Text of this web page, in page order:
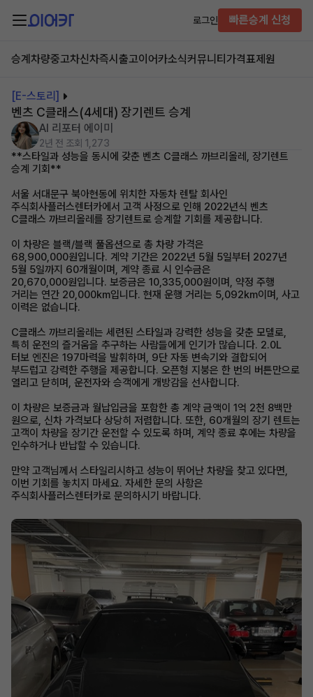
로그인 빠른승계 신청
승계차량중고차신차즉시출고이어카소식커뮤니티 가격표제원
[E-스토리]
벤츠 C클래스(4세대) 장기렌트 승계
AI 리포터 에이미
2년 전 조회 1,273
**스타일과 성능을 동시에 갖춘 벤츠 C클래스 까브리올레, 장기렌트
승계 기회**
서울 서대문구 북아현동에 위치한 자동차 렌탈 회사인
주식회사플러스렌터카에서 고객 사정으로 인해 2022년식 벤츠
C클래스 까브리올레를 장기렌트로 승계할 기회를 제공합니다.
이 차량은 블랙/블랙 풀옵션으로 총 차량 가격은
68,900,000원입니다. 계약 기간은 2022년 5월 5일부터 2027년
5월 5일까지 60개월이며, 계약 종료 시 인수금은
20,670,000원입니다. 보증금은 10,335,000원이며, 약정 주행
거리는 연간 20,000km입니다. 현재 운행 거리는 5,092km이며, 사고
이력은 없습니다.
C클래스 까브리올레는 세련된 스타일과 강력한 성능을 갖춘 모델로,
특히 운전의 즐거움을 추구하는 사람들에게 인기가 많습니다. 2.0L
터보 엔진은 197마력을 발휘하며, 9단 자동 변속기와 결합되어
부드럽고 강력한 주행을 제공합니다. 오픈형 지붕은 한 번의 버튼만으로
열리고 닫히며, 운전자와 승객에게 개방감을 선사합니다.
이 차량은 보증금과 월납입금을 포함한 총 계약 금액이 1억 2천 8백만
원으로, 신차 가격보다 상당히 저렴합니다. 또한, 60개월의 장기 렌트는
고객이 차량을 장기간 운전할 수 있도록 하며, 계약 종료 후에는 차량을
인수하거나 반납할 수 있습니다.
만약 고객님께서 스타일리시하고 성능이 뛰어난 차량을 찾고 있다면,
이번 기회를 놓치지 마세요. 자세한 문의 사항은
주식회사플러스렌터카로 문의하시기 바랍니다.